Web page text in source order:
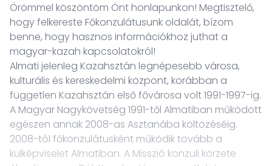
Örömmel köszöntöm Önt honlapunkon! Megtisztelő,
hogy felkereste Főkonzulátusunk oldalát, bízom
benne, hogy hasznos információkhoz juthat a
magyar-kazah kapcsolatokról!
Almati jelenleg Kazahsztán legnépesebb városa,
kulturális és kereskedelmi központ, korábban a
független Kazahsztán első fővárosa volt 1991-1997-ig.
A Magyar Nagykövetség 1991-től Almatiban működött
egészen annak 2008-as Asztanába költözéséig.
2008-tól főkonzulátusként működik tovább a
külképviselet Almatiban. A Misszió konzuli körzete